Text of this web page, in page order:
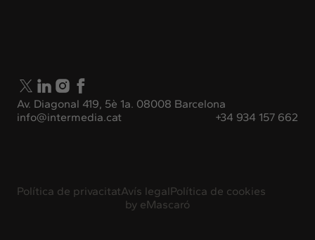
Av. Diagonal 419, 5è 1a. 08008 Barcelona
info@intermedia.cat
+34 934 157 662
Política de privacitatAvís legalPolítica de cookies
by eMascaró